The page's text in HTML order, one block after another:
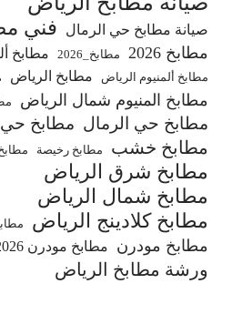
صيانة مطابخ حي الرمال فني
مطابخ 2026 مطابخ_2026 مطابخ
مطابخ ألمنيوم الرياض مطابخ الرياض
مطابخ المنيوم شمال الرياض
مطابخ حي الرمال مطابخ
مطابخ خشب مطابخ رخيصة
مطابخ شرق الرياض
مطابخ شمال الرياض
مطابخ كلادينج الرياض
مطابخ مودرن مطابخ مودرن 2026
ورشة مطابخ الرياض